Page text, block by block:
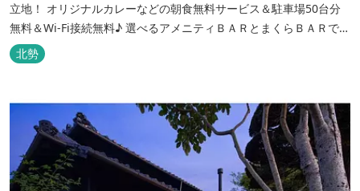
立地！ オリジナルカレーなどの朝食無料サービス＆駐車場50台分
無料＆Wi-Fi接続無料♪ 選べるアメニティＢＡＲとまくらＢＡＲで快
適な滞在をサポート！
北勢